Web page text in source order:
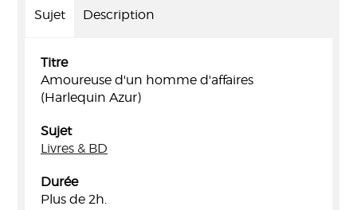
Sujet Description
Titre
Amoureuse d'un homme d'affaires
(Harlequin Azur)
Sujet
Livres & BD
Durée
Plus de 2h.